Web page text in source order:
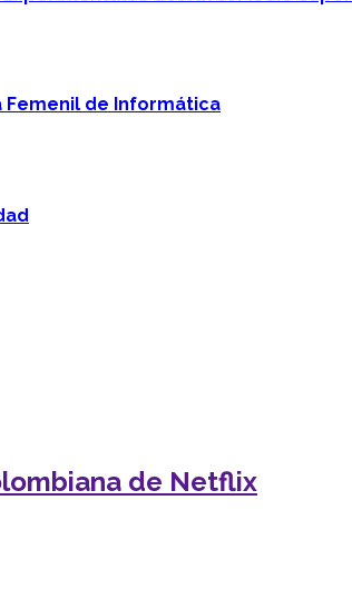
Femenil de Informática
de Netflix